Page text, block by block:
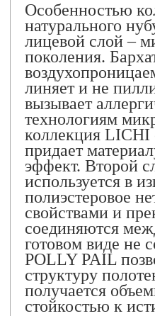
Особенностью
натурального
лицевой слой –
поколения.
линяет и не
вызывает
технологиям
коллекция LICHI
придает
эффект. Второй
используется в
полиэстеровое
свойствами и
соединяются
готовом виде не
POLLY PAIL
структуру
получается
стойкостью к